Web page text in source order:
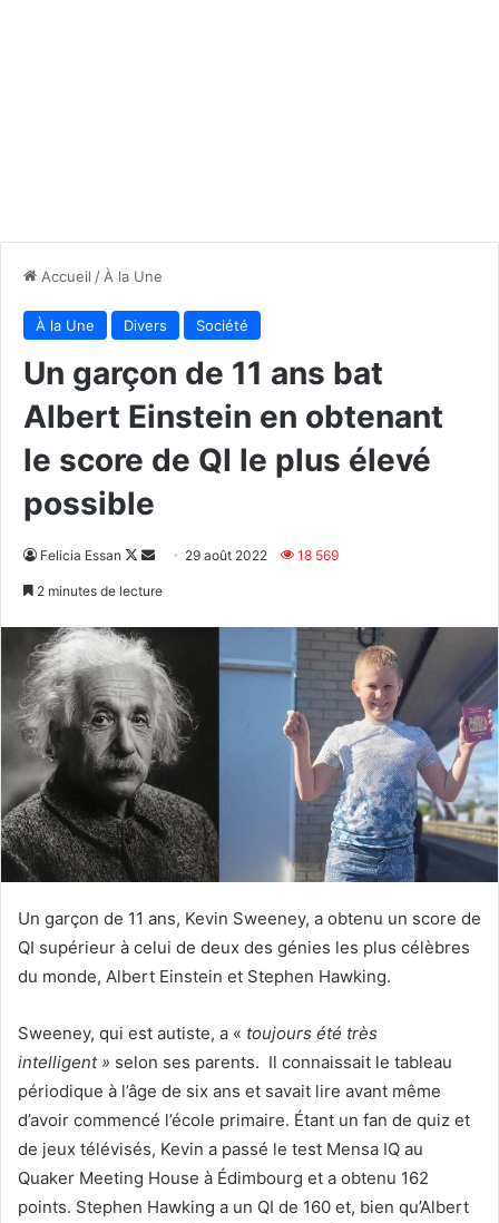
Accueil / À la Une
À la Une Divers Société
Un garçon de 11 ans bat
Albert Einstein en obtenant
le score de QI le plus élevé
possible
Felicia Essan
Follow
Envoyer29 août 2022 18 569
2 minutes de lecture
Un garçon de 11 ans, Kevin Sweeney, a obtenu un score de
QI supérieur à celui de deux des génies les plus célèbres
du monde, Albert Einstein et Stephen Hawking.
Sweeney, qui est autiste, a « toujours été très
intelligent » selon ses parents. Il connaissait le tableau
périodique à l’âge de six ans et savait lire avant même
d’avoir commencé l’école primaire. Étant un fan de quiz et
de jeux télévisés, Kevin a passé le test Mensa IQ au
Quaker Meeting House à Édimbourg et a obtenu 162
points. Stephen Hawking a un QI de 160 et, bien qu’Albert